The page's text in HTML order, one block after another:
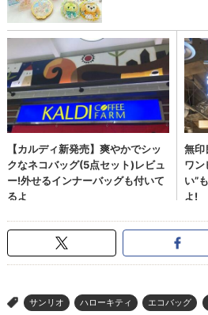
> サンリオ ハローキティ エコバッグ